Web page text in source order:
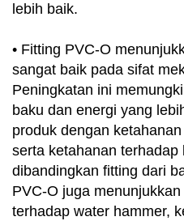
lebih baik.
• Fitting PVC-O
sangat baik pada sifat
Peningkatan ini
baku dan energi yang
produk dengan
serta ketahanan
dibandingkan fitting dari
PVC-O juga
terhadap water hammer,